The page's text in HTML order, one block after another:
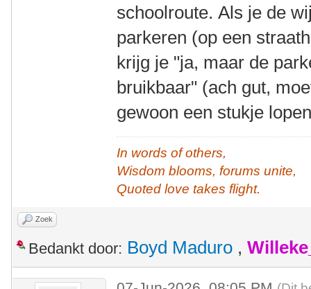
schoolroute. Als je de
parkeren (op een
krijg je "ja, maar de
bruikbaar" (ach gut,
gewoon een stukje
In words of others,
Wisdom blooms, forums unite,
Quoted love takes flight.
Zoek
Bedankt door: Boyd Maduro ,